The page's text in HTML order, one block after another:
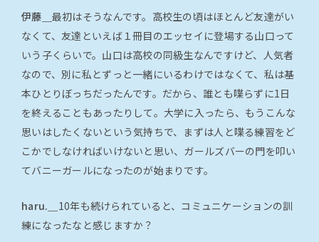
伊藤＿ 最初はそうなんです。高校生の頃はほとんど友達がい
なくて、友達といえば１冊目のエッセイに登場する山口って
いう子くらいで。山口は高校の同級生なんですけど、人気者
なので、別に私とずっと一緒にいるわけではなくて、私は基
本ひとりぼっちだったんです。だから、誰とも喋らずに1日
を終えることもあったりして。大学に入ったら、もうこんな
思いはしたくないという気持ちで、まずは人と喋る練習をど
こかでしなければいけないと思い、ガールズバーの門を叩い
てバニーガールになったのが始まりです。
haru.＿ 10年も続けられていると、コミュニケーションの訓
練になったなと感じますか？